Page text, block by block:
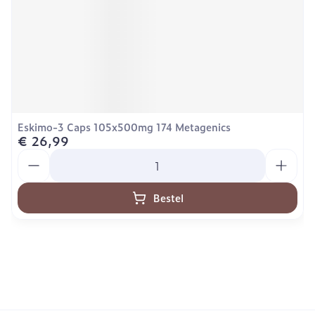
Eskimo-3 Caps 105x500mg 174 Metagenics
€ 26,99
Bestel